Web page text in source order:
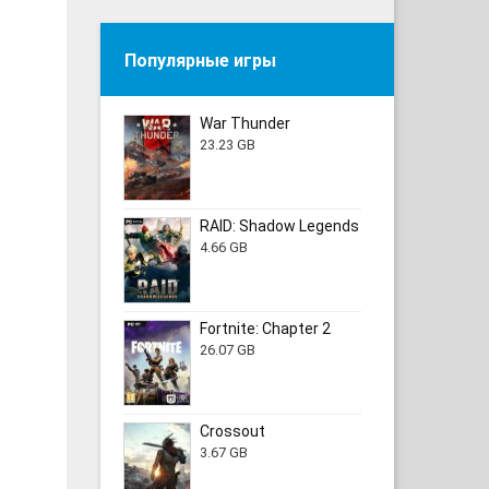
Популярные игры
War Thunder
23.23 GB
RAID: Shadow Legends
4.66 GB
Fortnite: Chapter 2
26.07 GB
Crossout
3.67 GB